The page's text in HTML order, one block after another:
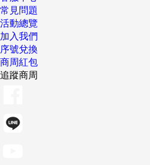
常見問題
活動總覽
加入我們
序號兌換
商周紅包
追蹤商周